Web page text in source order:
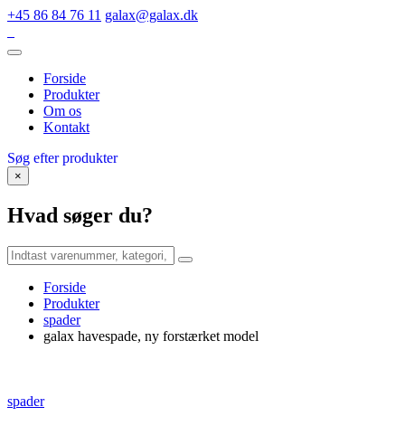
+45 86 84 76 11 galax@galax.dk
Forside
Produkter
Om os
Kontakt
Søg efter produkter
×
Hvad søger du?
Forside
Produkter
spader
galax havespade, ny forstærket model
spader